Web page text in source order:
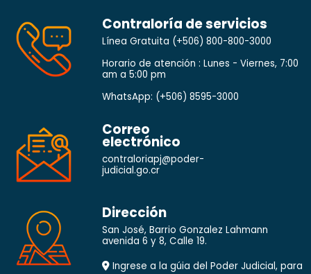
Contraloría de servicios
Línea Gratuita (+506) 800-800-3000
Horario de atención : Lunes - Viernes, 7:00
am a 5:00 pm
WhatsApp: (+506) 8595-3000
Correo
electrónico
contraloriapj@poder-
judicial.go.cr
Dirección
San José, Barrio Gonzalez Lahmann
avenida 6 y 8, Calle 19.
Ingrese a la gúia del Poder Judicial, para